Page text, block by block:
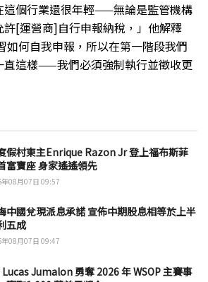
這個行業還很年輕——無論是監管機構
[運營商]自行申報納稅，」他解釋
如何自我申報，所以在第一階段我們
直這樣——我們必須強制執行並徵收更
假村東主Enrique Razon Jr 登上福布斯菲
富寶座 身家遙遙領先
08月07日 09:57
中國兌現派息承諾 宣佈中期股息相等於上半
五成
08月07日 09:47
Lucas Jumalon 勇奪 2026 年 WSOP 主賽事